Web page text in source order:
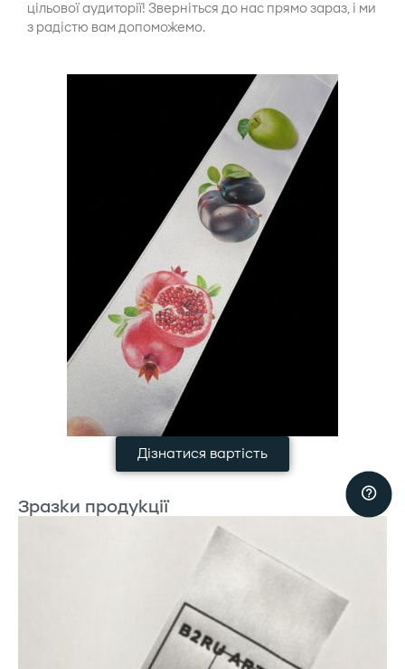
цільової аудиторії! Зверніться до нас прямо зараз, і ми
з радістю вам допоможемо.
Дізнатися вартість
Зразки продукції